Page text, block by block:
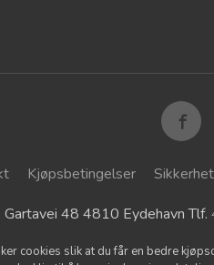
Kjøpsbetingelser
48 4810 Eydehavn Tlf.
cookies slik at du får en bedre